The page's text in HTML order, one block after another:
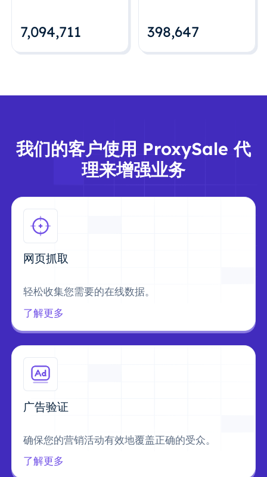
7,094,712 398,648
我们的客户使用 ProxySale 代
理来增强业务
网页抓取
轻松收集您需要的在线数据。
了解更多
广告验证
确保您的营销活动有效地覆盖正确的受众。
了解更多